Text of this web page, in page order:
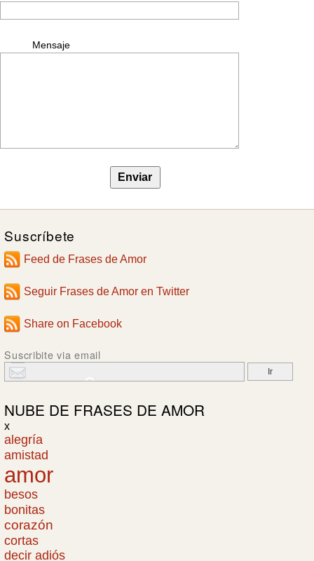
Mensaje
Suscríbete
Feed de Frases de Amor
Seguir Frases de Amor en Twitter
Share on Facebook
Suscribite via email
NUBE DE FRASES DE AMOR
x
alegría
amistad
amor
besos
bonitas
corazón
cortas
decir adiós